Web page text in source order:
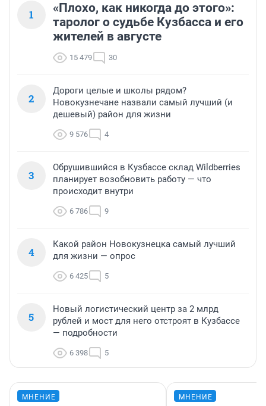
1
«Плохо, как никогда до этого»:
таролог о судьбе Кузбасса и его
жителей в августе
15 479 30
2
Дороги целые и школы рядом?
Новокузнечане назвали самый лучший (и
дешевый) район для жизни
9 576 4
3
Обрушившийся в Кузбассе склад Wildberries
планирует возобновить работу — что
происходит внутри
6 786 9
4
Какой район Новокузнецка самый лучший
для жизни — опрос
6 425 5
5
Новый логистический центр за 2 млрд
рублей и мост для него отстроят в Кузбассе
— подробности
6 398 5
МНЕНИЕ МНЕНИЕ